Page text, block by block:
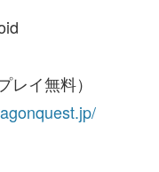
イ無料）